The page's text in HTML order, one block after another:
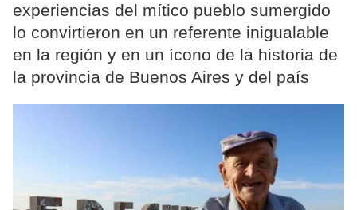
experiencias del mítico pueblo sumergido
lo convirtieron en un referente inigualable
en la región y en un ícono de la historia de
la provincia de Buenos Aires y del país